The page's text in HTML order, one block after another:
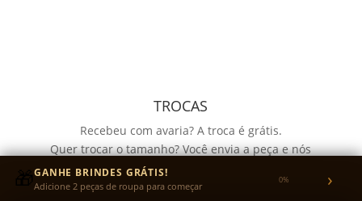
TROCAS
Recebeu com avaria? A troca é grátis.
Quer trocar o tamanho? Você envia a peça e nós
pagamos o reenvio.
Garantia de 30 dias para defeitos de fabricação no
🎁GANHE BRINDES GRÁTIS!
Adicione 2 peças de roupa para começar 0% ›